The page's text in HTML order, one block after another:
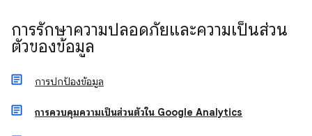
การรักษาความปลอดภัยและความเป็นส่วน
ตัวของข้อมูล
การปกป้องข้อมูล
การควบคุมความเป็นส่วนตัวใน Google Analytics